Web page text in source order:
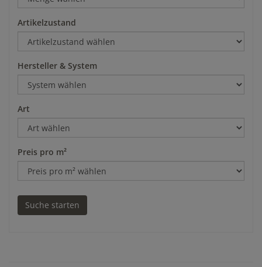
Artikelzustand
Hersteller & System
Art
Preis pro m²